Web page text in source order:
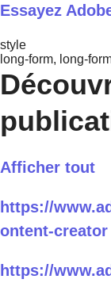
Essayez
style
long-form, long-
Afficher tout
https://
ontent-creator
https://